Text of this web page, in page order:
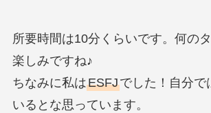
所要時間は10分くらいです。何の
楽しみですね♪
ちなみに私はESFJでした！自分で
いるとな思っています。